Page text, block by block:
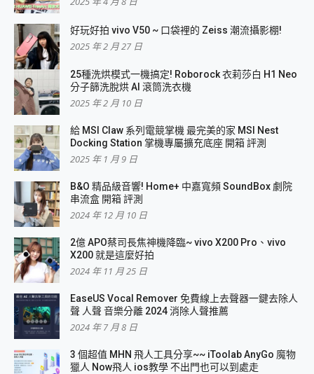
好玩好拍 vivo V50 ~ 口袋裡的 Zeiss 潮流攝影棚!
2025 年 2 月 27 日
25種洗烘模式一機搞定! Roborock 衣莉莎白 H1 Neo
分子篩洗脫烘 AI 滾筒洗衣機
2025 年 2 月 10 日
給 MSI Claw 系列電競掌機 最完美的家 MSI Nest
Docking Station 掌機專屬擴充底座 開箱 評測
2025 年 1 月 9 日
B&O 精品級音響! Home+ 中嘉寬頻 SoundBox 劇院
串流盒 開箱 評測
2024 年 12 月 10 日
2億 APO蔡司長焦神機降臨~ vivo X200 Pro、vivo
X200 就是這麼好拍
2024 年 11 月 25 日
EaseUS Vocal Remover 免費線上去聲器一鍵去除人
聲 人聲 音樂分離 2024 消除人聲推薦
2024 年 7 月 8 日
3 個超值 MHN 飛人工具分享~~ iToolab AnyGo 魔物
獵人 Now飛人 ios教學 不出門也可以到處走